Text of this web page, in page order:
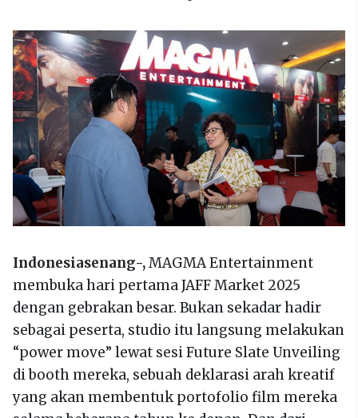
Indonesiasenang-,MAGMA Entertainment
membuka hari pertama JAFF Market 2025
dengan gebrakan besar. Bukan sekadar hadir
sebagai peserta, studio itu langsung melakukan
“power move” lewat sesi Future Slate Unveiling
di booth mereka, sebuah deklarasi arah kreatif
yang akan membentuk portofolio film mereka